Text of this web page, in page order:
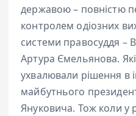
державою – повністю
контролем одіозних
системи правосуддя –
Артура Ємельянова.
ухвалювали рішення в
майбутнього
Януковича. Тож коли у